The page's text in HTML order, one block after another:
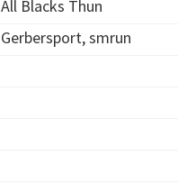
All Blacks Thun
Gerbersport, smrun